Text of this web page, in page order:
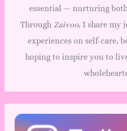
essential — nurturing
Through Zaivoo, I share my
experiences on self-care,
hoping to inspire you to